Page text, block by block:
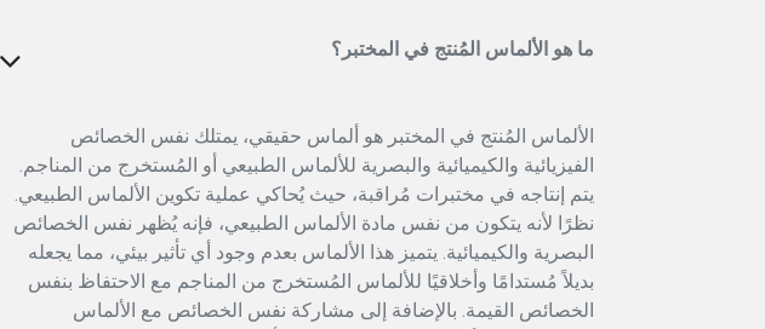
ما هو الألماس المُنتج في المختبر؟
الألماس المُنتج في المختبر هو ألماس حقيقي، يمتلك نفس الخصائص
الفيزيائية والكيميائية والبصرية للألماس الطبيعي أو المُستخرج من المناجم.
يتم إنتاجه في مختبرات مُراقبة، حيث يُحاكي عملية تكوين الألماس الطبيعي.
نظرًا لأنه يتكون من نفس مادة الألماس الطبيعي، فإنه يُظهر نفس الخصائص
البصرية والكيميائية. يتميز هذا الألماس بعدم وجود أي تأثير بيئي، مما يجعله
بديلاً مُستدامًا وأخلاقيًا للألماس المُستخرج من المناجم مع الاحتفاظ بنفس
الخصائص القيمة. بالإضافة إلى مشاركة نفس الخصائص مع الألماس